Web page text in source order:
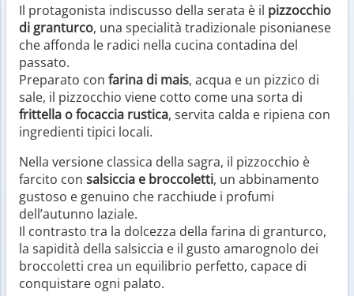
Il protagonista indiscusso della serata è il pizzocchio
di granturco, una specialità tradizionale pisonianese
che affonda le radici nella cucina contadina del
passato.
Preparato con farina di mais, acqua e un pizzico di
sale, il pizzocchio viene cotto come una sorta di
frittella o focaccia rustica, servita calda e ripiena con
ingredienti tipici locali.
Nella versione classica della sagra, il pizzocchio è
farcito con salsiccia e broccoletti, un abbinamento
gustoso e genuino che racchiude i profumi
dell’autunno laziale.
Il contrasto tra la dolcezza della farina di granturco,
la sapidità della salsiccia e il gusto amarognolo dei
broccoletti crea un equilibrio perfetto, capace di
conquistare ogni palato.